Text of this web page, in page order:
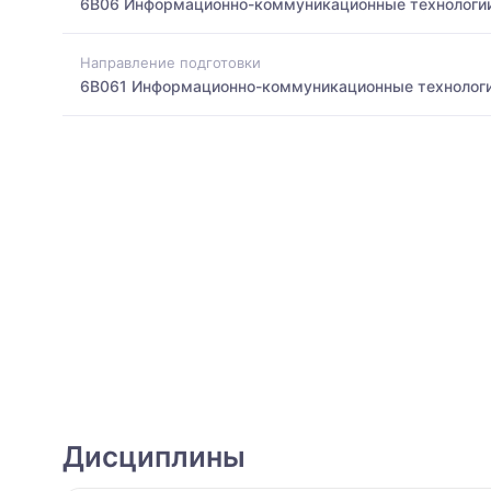
6B06 Информационно-коммуникационные
Направление подготовки
6B061 Информационно-коммуникационные
Дисциплины